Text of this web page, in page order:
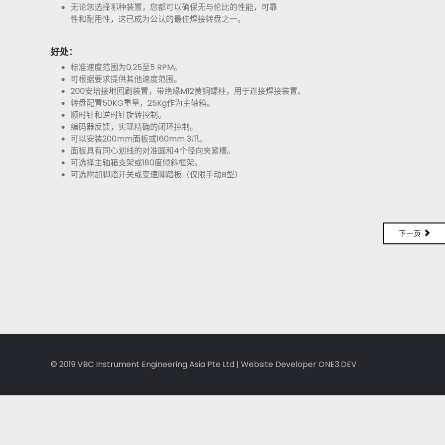
无论您选择哪种装置，您都可以确保无与伦比的性能，可靠
性和耐用性，这已成为公认的最佳焊接转盘之一。
好处：
标准速度范围为0.25至5 RPM。
可根据要求提供其他速度范围。
200安培接地回刷装置，带绝缘M12黄铜螺柱，用于连接焊接装置。
转盘配置50KG重量，25Kg作为主轴箱。
顺时针和逆时针旋转控制。
编码器反馈，实现精确的闭环控制。
可以安装200mm面板或160mm 3爪。
面板具有同心划线的对准圆和4个径向夹紧槽。
可选择主轴箱支架或180度倾斜框架。
可选附加脚踏开关或变速脚踏板（仅限手动B型）
下一页
© 2019 VBC Instrument Engineering Asia Pte Ltd | Website Developer ONE3.DEV